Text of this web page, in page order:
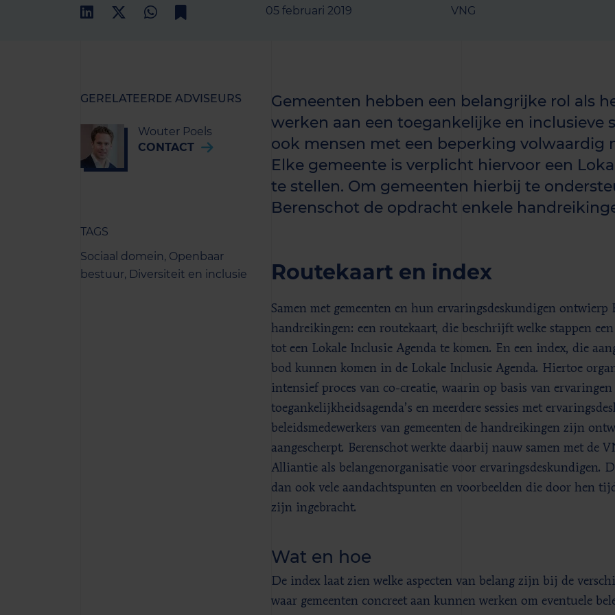
05 februari 2019 VNG
GERELATEERDE ADVISEURS
Wouter Poels
CONTACT
TAGS
Sociaal domein, Openbaar
bestuur, Diversiteit en inclusie
Gemeenten hebben een belangrijke rol als
werken aan een toegankelijke en inclusieve
ook mensen met een beperking volwaardig
Elke gemeente is verplicht hiervoor een
te stellen. Om gemeenten hierbij te
Berenschot de opdracht enkele
Routekaart en index
Samen met gemeenten en hun ervaringsdeskundigen ontwierp
handreikingen: een routekaart, die beschrijft welke stappen
tot een Lokale Inclusie Agenda te komen. En een index, die
bod kunnen komen in de Lokale Inclusie Agenda. Hiertoe
intensief proces van co-creatie, waarin op basis van
toegankelijkheidsagenda’s en meerdere sessies met
beleidsmedewerkers van gemeenten de handreikingen zijn
aangescherpt. Berenschot werkte daarbij nauw samen met de
Alliantie als belangenorganisatie voor ervaringsdeskundigen.
dan ook vele aandachtspunten en voorbeelden die door hen
zijn ingebracht.
Wat en hoe
De index laat zien welke aspecten van belang zijn bij de
waar gemeenten concreet aan kunnen werken om eventuele